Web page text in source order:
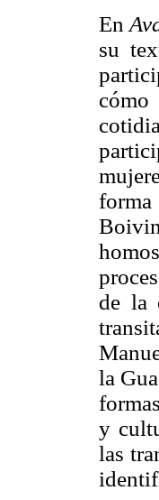
En
su
forma
de la
la
y
las